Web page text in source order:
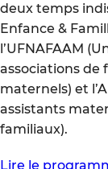
deux temps
Enfance &
l’UFNAFAAM
associations de
maternels) et
assistants
familiaux).
Lire le